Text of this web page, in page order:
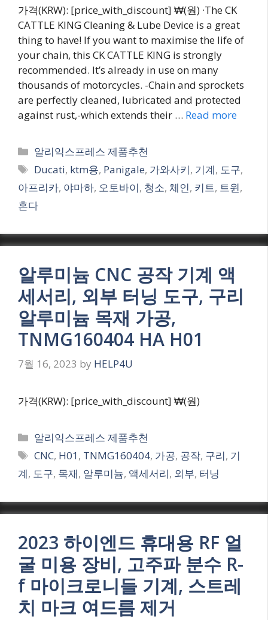
가격(KRW): [price_with_discount] ₩(원) ·The CK
CATTLE KING Cleaning & Lube Device is a great
thing to have! If you want to maximise the life of
your chain, this CK CATTLE KING is strongly
recommended. It’s already in use on many
thousands of motorcycles. -Chain and sprockets
are perfectly cleaned, lubricated and protected
against rust,-which extends their … Read more
Categories
알리익스프레스 제품추천
Tags
Ducati, ktm용, Panigale, 가와사키, 기계, 도구,
아프리카, 야마하, 오토바이, 청소, 체인, 키트, 트윈,
혼다
알루미늄 CNC 공작 기계 액
세서리, 외부 터닝 도구, 구리
알루미늄 목재 가공,
TNMG160404 HA H01
7월 16, 2023 by HELP4U
가격(KRW): [price_with_discount] ₩(원)
Categories
알리익스프레스 제품추천
Tags
CNC, H01, TNMG160404, 가공, 공작, 구리, 기
계, 도구, 목재, 알루미늄, 액세서리, 외부, 터닝
2023 하이엔드 휴대용 RF 얼
굴 미용 장비, 고주파 분수 R-
f 마이크로니들 기계, 스트레
치 마크 여드름 제거